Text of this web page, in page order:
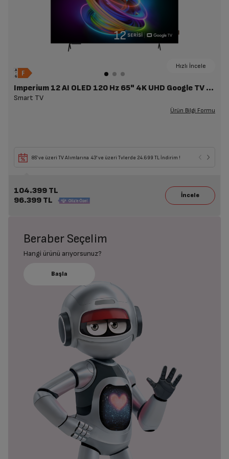
Hızlı İncele
Imperium 12 AI OLED 120 Hz 65" 4K UHD Google TV - A 1265 C AI
Smart TV
Ürün Bilgi Formu
85' ve üzeri TV Alımlarına 43' ve üzeri Tvlerde 24.699 TL İndirim !
104.399 TL
96.399 TL
Beraber Seçelim
Hangi ürünü arıyorsunuz?